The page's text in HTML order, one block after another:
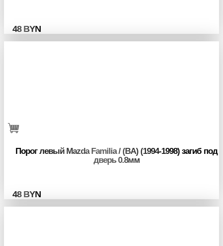
48 BYN
Порог левый Mazda Familia / (BA) (1994-1998) загиб под
дверь 0.8мм
48 BYN